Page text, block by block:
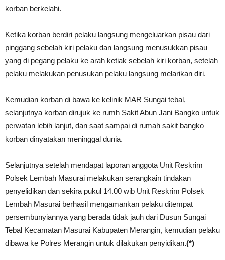
korban berkelahi.
Ketika korban berdiri pelaku langsung mengeluarkan pisau dari
pinggang sebelah kiri pelaku dan langsung menusukkan pisau
yang di pegang pelaku ke arah ketiak sebelah kiri korban, setelah
pelaku melakukan penusukan pelaku langsung melarikan diri.
Kemudian korban di bawa ke kelinik MAR Sungai tebal,
selanjutnya korban dirujuk ke rumh Sakit Abun Jani Bangko untuk
perwatan lebih lanjut, dan saat sampai di rumah sakit bangko
korban dinyatakan meninggal dunia.
Selanjutnya setelah mendapat laporan anggota Unit Reskrim
Polsek Lembah Masurai melakukan serangkain tindakan
penyelidikan dan sekira pukul 14.00 wib Unit Reskrim Polsek
Lembah Masurai berhasil mengamankan pelaku ditempat
persembunyiannya yang berada tidak jauh dari Dusun Sungai
Tebal Kecamatan Masurai Kabupaten Merangin, kemudian pelaku
dibawa ke Polres Merangin untuk dilakukan penyidikan.(*)